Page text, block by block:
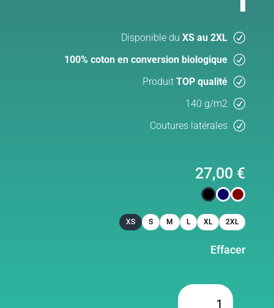
Disponible du XS au 2XL
100% coton en conversion biologique
Produit TOP qualité
140 g/m2
Coutures latérales
27,00 €
XS S M L XL 2XL
Effacer
quantité